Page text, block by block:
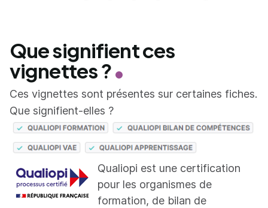
Que signifient ces
vignettes ?
Ces vignettes sont présentes sur certaines fiches.
Que signifient-elles ?
Qualiopi est une certification
pour les organismes de
formation, de bilan de